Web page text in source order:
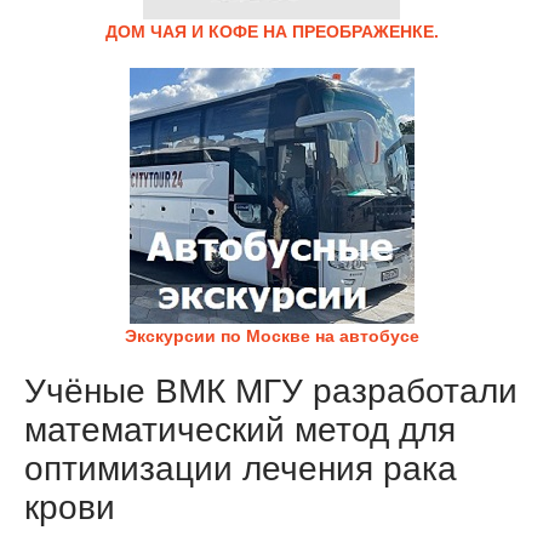
ДОМ ЧАЯ И КОФЕ НА ПРЕОБРАЖЕНКЕ.
Экскурсии по Москве на автобусе
Учёные ВМК МГУ разработали
математический метод для
оптимизации лечения рака
крови